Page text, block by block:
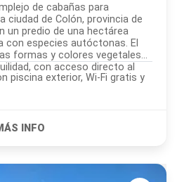
de cabañas para
ciudad de Colón, provincia de
un predio de una hectárea
con especies autóctonas. El
formas y colores vegetales
con acceso directo al
y